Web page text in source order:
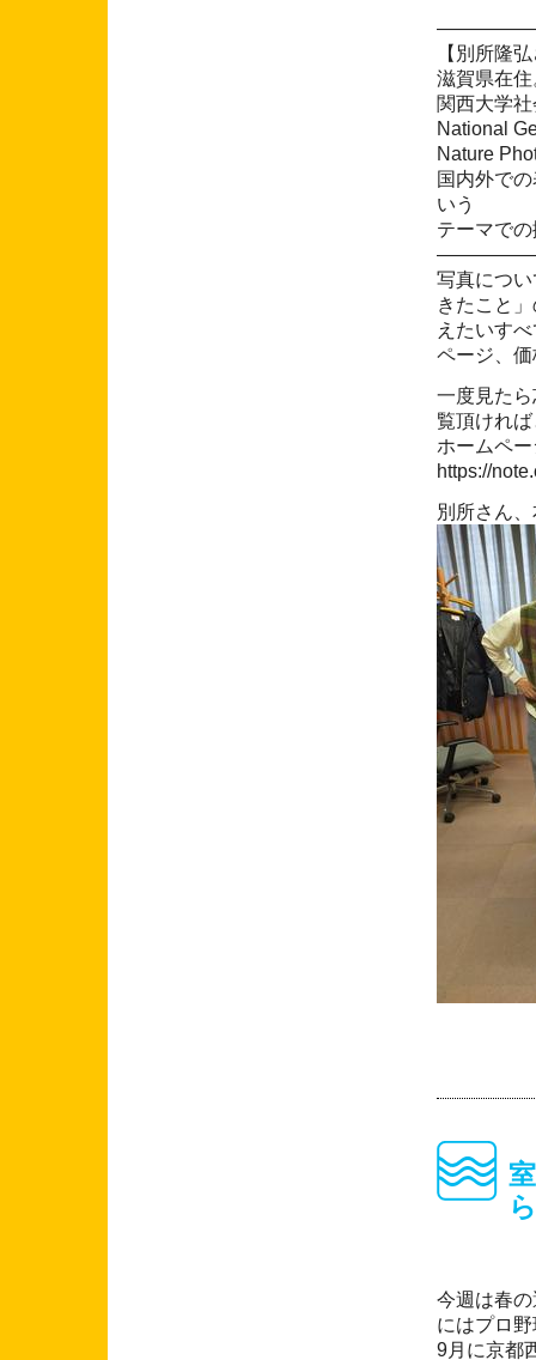
【別所隆
滋賀県在
関西大学
National
Nature
国内外で
いう
テーマで
写真につ
きたこと
えたいす
ページ、
一度見た
覧頂けれ
ホームペ
https://
別所さん
今週は春
にはプロ
9月に京都